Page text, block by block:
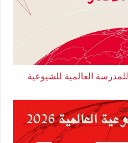
العالمية للشيوعية